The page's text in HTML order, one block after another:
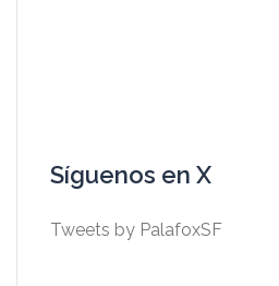
Síguenos en X
Tweets by PalafoxSF